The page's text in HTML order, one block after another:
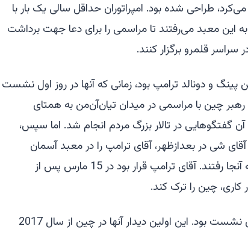
طراحی شده بود. امپراتوران حداقل سالی یک بار با
این معبد می‌رفتند تا مراسمی را برای دعا جهت برداشت
قلمرو برگزار کنند.
و دونالد ترامپ بود، زمانی که آنها در روز اول نشست
کردند. رهبر چین با مراسمی در میدان تیان‌آن‌من به همتای
در تالار بزرگ مردم انجام شد. اما سپس،
شی در بعدازظهر، آقای ترامپ را در معبد آسمان
همراهی کرد و پیش از ضیافت دولتی به آنجا رفتند. آقای ترامپ قرار بود در 15 مارس پس از
چین را ترک کند.
بازدید از معبد به نفع هر دو رهبر در این نشست بود. این اولین دیدار آنها در چین از سال 2017